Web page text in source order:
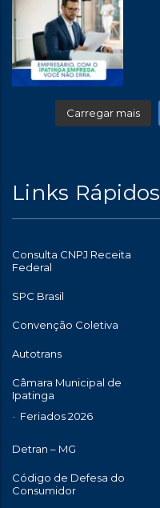
Carregar mais
Links Rápidos
Consulta CNPJ Receita
Federal
SPC Brasil
Convenção Coletiva
Autotrans
Câmara Municipal de
Ipatinga
Feriados 2026
Detran – MG
Código de Defesa do
Consumidor